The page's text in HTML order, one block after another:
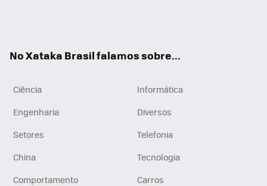
No Xataka Brasil falamos sobre...
Ciência
Informática
Engenharia
Diversos
Setores
Telefonia
China
Tecnologia
Comportamento
Carros